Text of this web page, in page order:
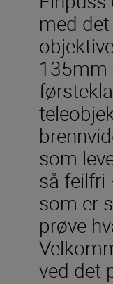
med
135mm
som
så
som er
prøve
ved det